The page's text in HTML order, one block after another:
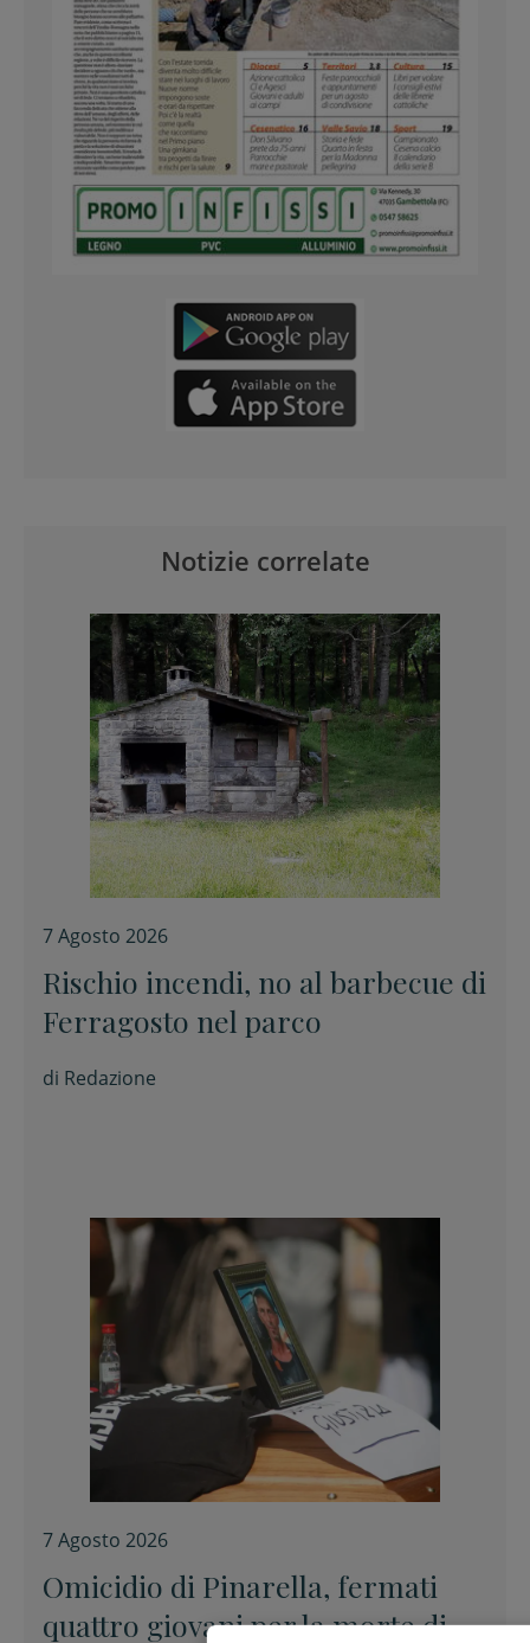
Notizie correlate
7 Agosto 2026
Rischio incendi, no al barbecue di
Ferragosto nel parco
di Redazione
7 Agosto 2026
Omicidio di Pinarella, fermati
quattro giovani per la morte di